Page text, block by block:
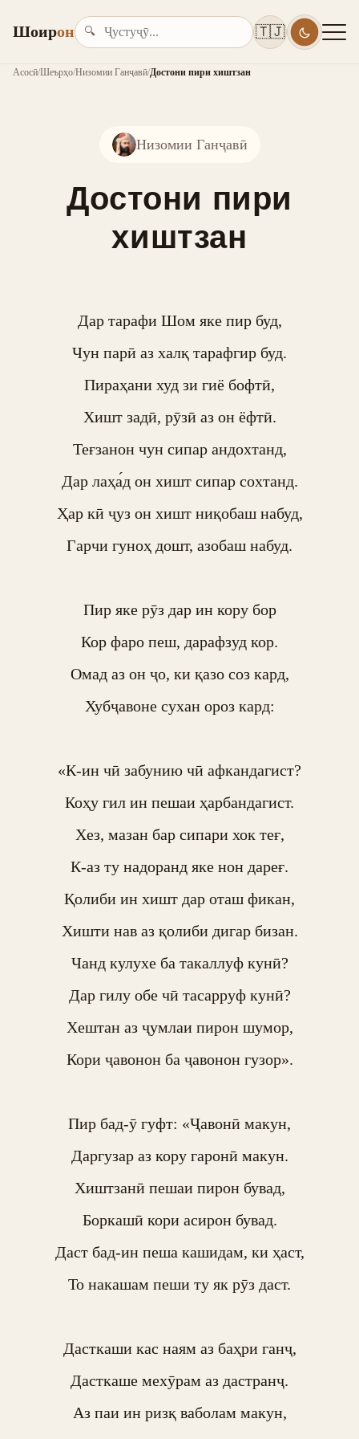
Шоирон 🔍 🇹🇯
Асосӣ/Шеърҳо/Низомии Ганҷавӣ/Достони пири хиштзан
Низомии Ганҷавӣ
Достони пири
хиштзан
Дар тарафи Шом яке пир буд,
Чун парӣ аз халқ тарафгир буд.
Пираҳани худ зи гиё бофтӣ,
Хишт задӣ, рӯзӣ аз он ёфтӣ.
Теғзанон чун сипар андохтанд,
Дар лаҳа́д он хишт сипар сохтанд.
Ҳар кӣ ҷуз он хишт ниқобаш набуд,
Гарчи гуноҳ дошт, азобаш набуд.
Пир яке рӯз дар ин кору бор
Кор фаро пеш, дарафзуд кор.
Омад аз он ҷо, ки қазо соз кард,
Хубҷавоне сухан ороз кард:
«К-ин чӣ забунию чӣ афкандагист?
Коҳу гил ин пешаи ҳарбандагист.
Хез, мазан бар сипари хок теғ,
К-аз ту надоранд яке нон дареғ.
Қолиби ин хишт дар оташ фикан,
Хишти нав аз қолиби дигар бизан.
Чанд кулухе ба такаллуф кунӣ?
Дар гилу обе чӣ тасарруф кунӣ?
Хештан аз ҷумлаи пирон шумор,
Кори ҷавонон ба ҷавонон гузор».
Пир бад-ӯ гуфт: «Ҷавонӣ макун,
Даргузар аз кору гаронӣ макун.
Хиштзанӣ пешаи пирон бувад,
Боркашӣ кори асирон бувад.
Даст бад-ин пеша кашидам, ки ҳаст,
То накашам пеши ту як рӯз даст.
Дасткаши кас наям аз баҳри ганҷ,
Дасткаше мехӯрам аз дастранҷ.
Аз паи ин ризқ ваболам макун,